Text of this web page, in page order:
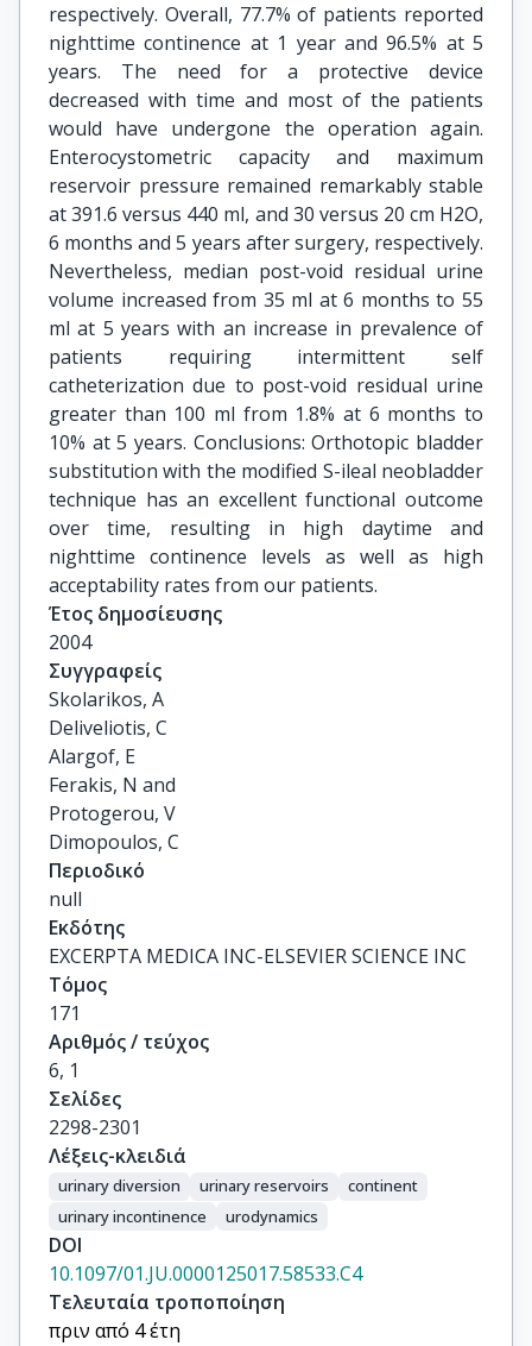
respectively. Overall, 77.7% of patients reported
nighttime continence at 1 year and 96.5% at 5
years. The need for a protective device
decreased with time and most of the patients
would have undergone the operation again.
Enterocystometric capacity and maximum
reservoir pressure remained remarkably stable
at 391.6 versus 440 ml, and 30 versus 20 cm H2O,
6 months and 5 years after surgery, respectively.
Nevertheless, median post-void residual urine
volume increased from 35 ml at 6 months to 55
ml at 5 years with an increase in prevalence of
patients requiring intermittent self
catheterization due to post-void residual urine
greater than 100 ml from 1.8% at 6 months to
10% at 5 years. Conclusions: Orthotopic bladder
substitution with the modified S-ileal neobladder
technique has an excellent functional outcome
over time, resulting in high daytime and
nighttime continence levels as well as high
acceptability rates from our patients.
Έτος δημοσίευσης
2004
Συγγραφείς
Skolarikos, A
Deliveliotis, C
Alargof, E
Ferakis, N and
Protogerou, V
Dimopoulos, C
Περιοδικό
null
Εκδότης
EXCERPTA MEDICA INC-ELSEVIER SCIENCE INC
Τόμος
171
Αριθμός / τεύχος
6, 1
Σελίδες
2298-2301
Λέξεις-κλειδιά
urinary diversion urinary reservoirs
continent
urinary incontinence
urodynamics
DOI
10.1097/01.JU.0000125017.58533.C4
Τελευταία τροποποίηση
πριν από 4 έτη